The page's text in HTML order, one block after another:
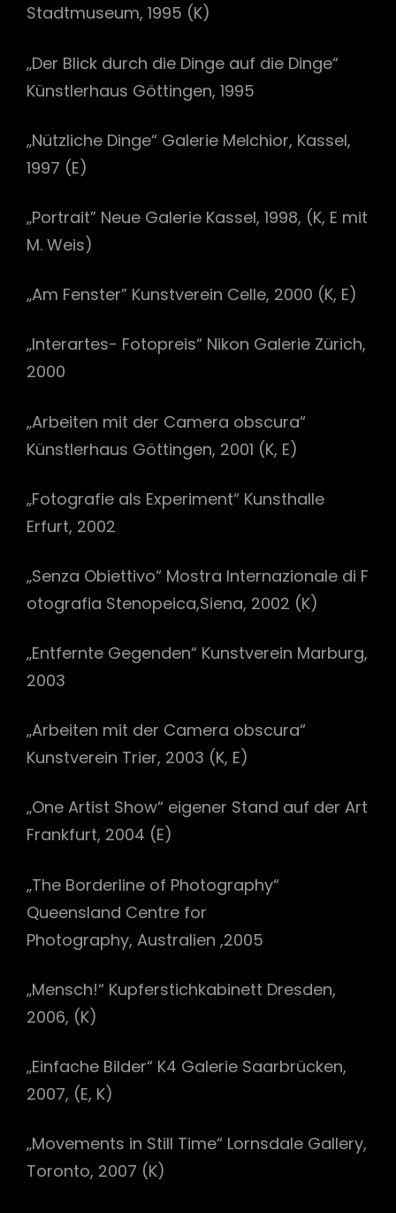
Stadtmuseum, 1995 (K)
„Der Blick durch die Dinge auf die Dinge“
Künstlerhaus Göttingen, 1995
„Nützliche Dinge“ Galerie Melchior, Kassel,
1997 (E)
„Portrait” Neue Galerie Kassel, 1998, (K, E mit
M. Weis)
„Am Fenster” Kunstverein Celle, 2000 (K, E)
„Interartes- Fotopreis“ Nikon Galerie Zürich,
2000
„Arbeiten mit der Camera obscura“
Künstlerhaus Göttingen, 2001 (K, E)
„Fotografie als Experiment“ Kunsthalle
Erfurt, 2002
„Senza Obiettivo“ Mostra Internazionale di F
otografia Stenopeica,Siena, 2002 (K)
„Entfernte Gegenden“ Kunstverein Marburg,
2003
„Arbeiten mit der Camera obscura“
Kunstverein Trier, 2003 (K, E)
„One Artist Show“ eigener Stand auf der Art
Frankfurt, 2004 (E)
„The Borderline of Photography“
Queensland Centre for
Photography, Australien ,2005
„Mensch!“ Kupferstichkabinett Dresden,
2006, (K)
„Einfache Bilder“ K4 Galerie Saarbrücken,
2007, (E, K)
„Movements in Still Time“ Lornsdale Gallery,
Toronto, 2007 (K)